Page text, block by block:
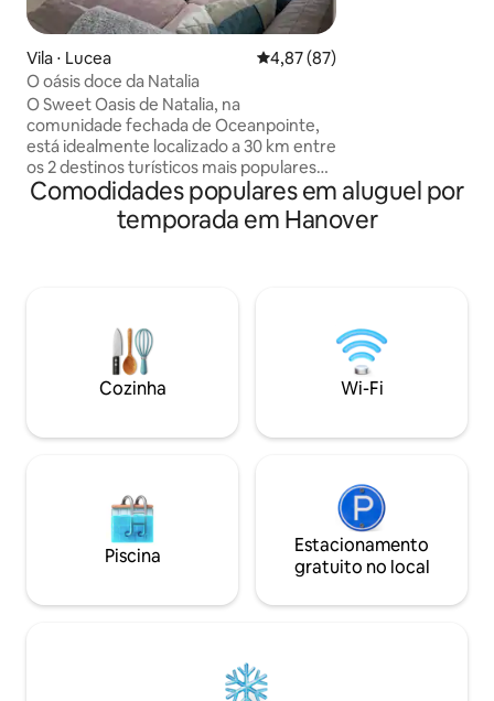
Vila ⋅ Lucea 4,87 de uma avaliação média
4,87 (87)
O oásis doce da Natalia
O Sweet Oasis de Natalia, na
comunidade fechada de Oceanpointe,
está idealmente localizado a 30 km entre
os 2 destinos turísticos mais populares
da Jamaica: Montego Bay, a capital
turística, e Negril, a capital casual,
famosa por suas sete milhas de praia de
para um dia de atividades divertidas. Esta
joia é um espaço ideal para férias em
família, viagens a trabalho, viagens em
grupo ou uma escapada sozinho.
confortável sala
Comodidades populares em aluguel por
temporada em Hanover
Cozinha Wi-Fi
Piscina
Estacionamento
gratuito no local